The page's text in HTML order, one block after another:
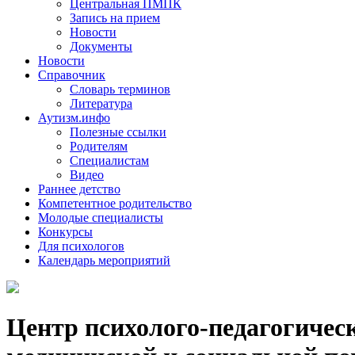
Центральная ПМПК
Запись на прием
Новости
Документы
Новости
Справочник
Словарь терминов
Литература
Аутизм.инфо
Полезные ссылки
Родителям
Специалистам
Видео
Раннее детство
Компетентное родительство
Молодые специалисты
Конкурсы
Для психологов
Календарь мероприятий
Центр психолого-